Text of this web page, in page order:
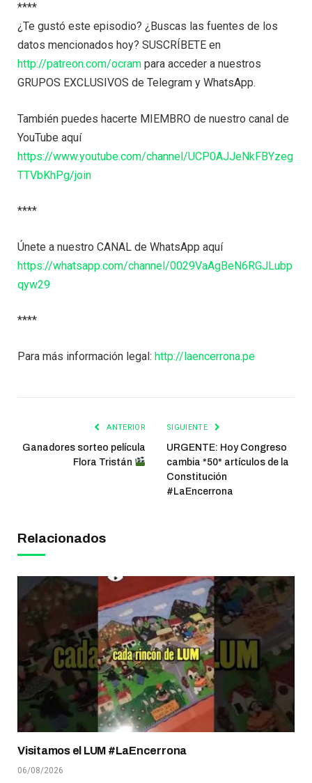
****
¿Te gustó este episodio? ¿Buscas las fuentes de los
datos mencionados hoy? SUSCRÍBETE en
http://patreon.com/ocram para acceder a nuestros
GRUPOS EXCLUSIVOS de Telegram y WhatsApp.
También puedes hacerte MIEMBRO de nuestro canal de
YouTube aquí
https://www.youtube.com/channel/UCP0AJJeNkFBYzeg
TTVbKhPg/join
****
Únete a nuestro CANAL de WhatsApp aquí
https://whatsapp.com/channel/0029VaAgBeN6RGJLubp
qyw29
****
Para más información legal: http://laencerrona.pe
ANTERIOR
Ganadores sorteo película
Flora Tristán
SIGUIENTE
URGENTE: Hoy Congreso
cambia *50* artículos de la
Constitución
#LaEncerrona
Relacionados
Visitamos el LUM #LaEncerrona
06/08/2026